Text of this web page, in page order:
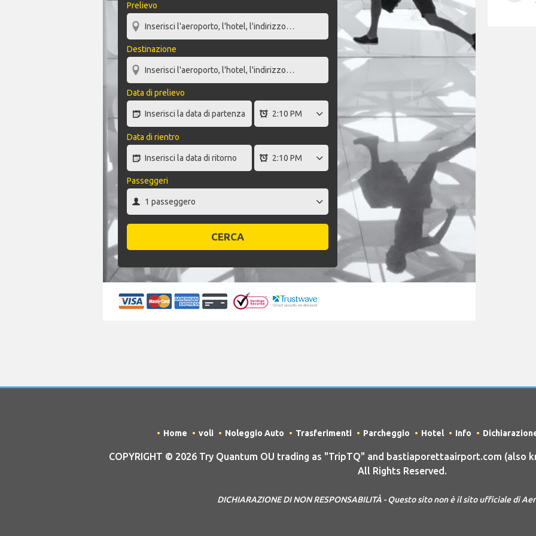
Prelievo
Destinazione
Data di prelievo
Data di rientro
Passeggeri
CERCA
Home voli Noleggio Auto Trasferimenti Parcheggio Hotel Info
COPYRIGHT © 2026 Try Quantum OU trading as "TripTQ" and bastiaporettaairport.com (also
All Rights Reserved.
DICHIARAZIONE DI NON RESPONSABILITÀ - Questo sito non è il sito ufficiale di